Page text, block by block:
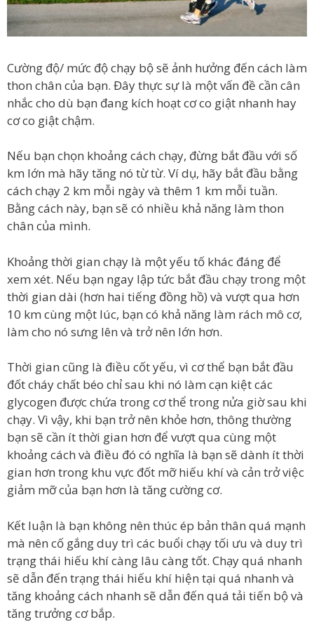
Cường độ/ mức độ chạy bộ sẽ ảnh hưởng đến cách làm
thon chân của bạn. Đây thực sự là một vấn đề cần cân
nhắc cho dù bạn đang kích hoạt cơ co giật nhanh hay
cơ co giật chậm.
Nếu bạn chọn khoảng cách chạy, đừng bắt đầu với số
km lớn mà hãy tăng nó từ từ. Ví dụ, hãy bắt đầu bằng
cách chạy 2 km mỗi ngày và thêm 1 km mỗi tuần.
Bằng cách này, bạn sẽ có nhiều khả năng làm thon
chân của mình.
Khoảng thời gian chạy là một yếu tố khác đáng để
xem xét. Nếu bạn ngay lập tức bắt đầu chạy trong một
thời gian dài (hơn hai tiếng đồng hồ) và vượt qua hơn
10 km cùng một lúc, bạn có khả năng làm rách mô cơ,
làm cho nó sưng lên và trở nên lớn hơn.
Thời gian cũng là điều cốt yếu, vì cơ thể bạn bắt đầu
đốt cháy chất béo chỉ sau khi nó làm cạn kiệt các
glycogen được chứa trong cơ thể trong nửa giờ sau khi
chạy. Vì vậy, khi bạn trở nên khỏe hơn, thông thường
bạn sẽ cần ít thời gian hơn để vượt qua cùng một
khoảng cách và điều đó có nghĩa là bạn sẽ dành ít thời
gian hơn trong khu vực đốt mỡ hiếu khí và cản trở việc
giảm mỡ của bạn hơn là tăng cường cơ.
Kết luận là bạn không nên thúc ép bản thân quá mạnh
mà nên cố gắng duy trì các buổi chạy tối ưu và duy trì
trạng thái hiếu khí càng lâu càng tốt. Chạy quá nhanh
sẽ dẫn đến trạng thái hiếu khí hiện tại quá nhanh và
tăng khoảng cách nhanh sẽ dẫn đến quá tải tiến bộ và
tăng trưởng cơ bắp.